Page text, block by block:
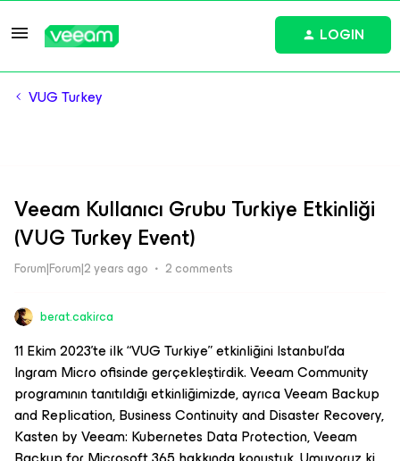
LOGIN
VUG Turkey
Veeam Kullanıcı Grubu Turkiye Etkinliği
(VUG Turkey Event)
Forum|Forum|2 years ago 2 comments
berat.cakirca
11 Ekim 2023’te ilk “VUG Turkiye” etkinliğini Istanbul’da
Ingram Micro ofisinde gerçekleştirdik. Veeam Community
programının tanıtıldığı etkinliğimizde, ayrıca Veeam Backup
and Replication, Business Continuity and Disaster Recovery,
Kasten by Veeam: Kubernetes Data Protection, Veeam